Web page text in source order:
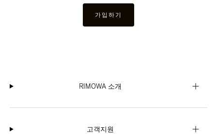
가입하기
RIMOWA 소개
고객지원